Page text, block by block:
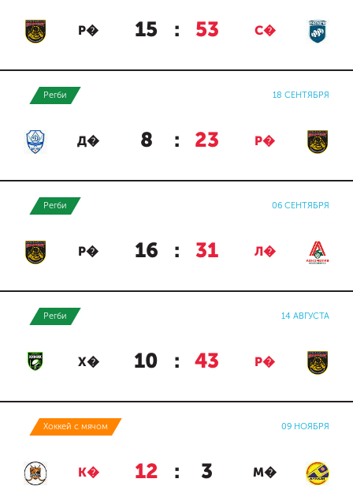
Р� 15 : 53 С�
Регби 18 СЕНТЯБРЯ
Д� 8 : 23 Р�
Регби 06 СЕНТЯБРЯ
Р� 16 : 31 Л�
Регби 14 АВГУСТА
Х� 10 : 43 Р�
Хоккей с мячом 09 НОЯБРЯ
К� 12 : 3 М�